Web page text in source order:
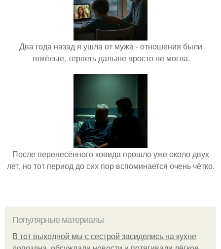
Два года назад я ушла от мужа - отношения были
тяжёлые, терпеть дальше просто не могла.
После перенесённого ковида прошло уже около двух
лет, но тот период до сих пор вспоминается очень чётко.
Популярные материалы
В тот выходной мы с сестрой засиделись на кухне